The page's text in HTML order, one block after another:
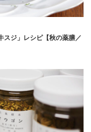
スジ」レシピ【秋の薬膳／